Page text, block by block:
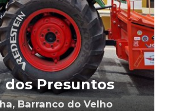
dos Presuntos
Barranco do Velho